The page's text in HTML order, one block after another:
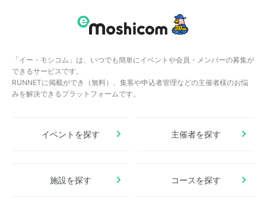
「イー・モシコム」は、いつでも簡単にイベントや会員・メンバーの募集が
できるサービスです。
RUNNETに掲載ができ（無料）、集客や申込者管理などの主催者様のお悩
みを解決できるプラットフォームです。
イベントを探す 主催者を探す
施設を探す コースを探す